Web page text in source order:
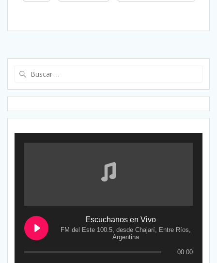
Escuchanos en Vivo
FM del Este 100.5, desde Chajarí, Entre Ríos,
Argentina
00:00